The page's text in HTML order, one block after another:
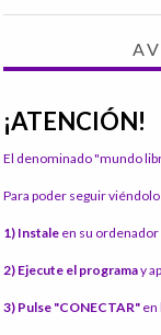
¡ATENCIÓN!
El denominado "mundo
Para poder seguir
1) Instale en su
2) Ejecute el programay
3) Pulse "CONECTAR" en